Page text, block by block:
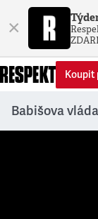
×
Koupit
Babišova vláda